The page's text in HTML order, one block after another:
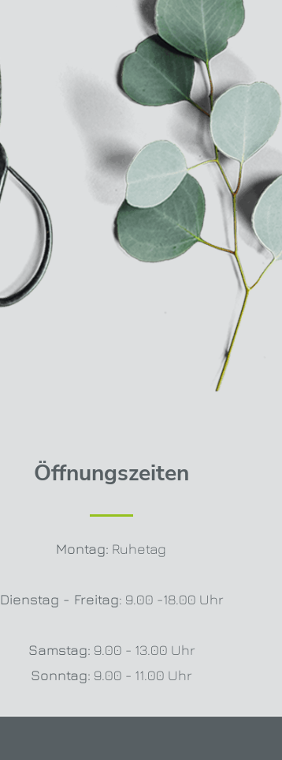
Öffnungszeiten
Montag: Ruhetag
Dienstag - Freitag: 9.00 -18.00 Uhr
Samstag: 9.00 - 13.00 Uhr
Sonntag: 9.00 - 11.00 Uhr